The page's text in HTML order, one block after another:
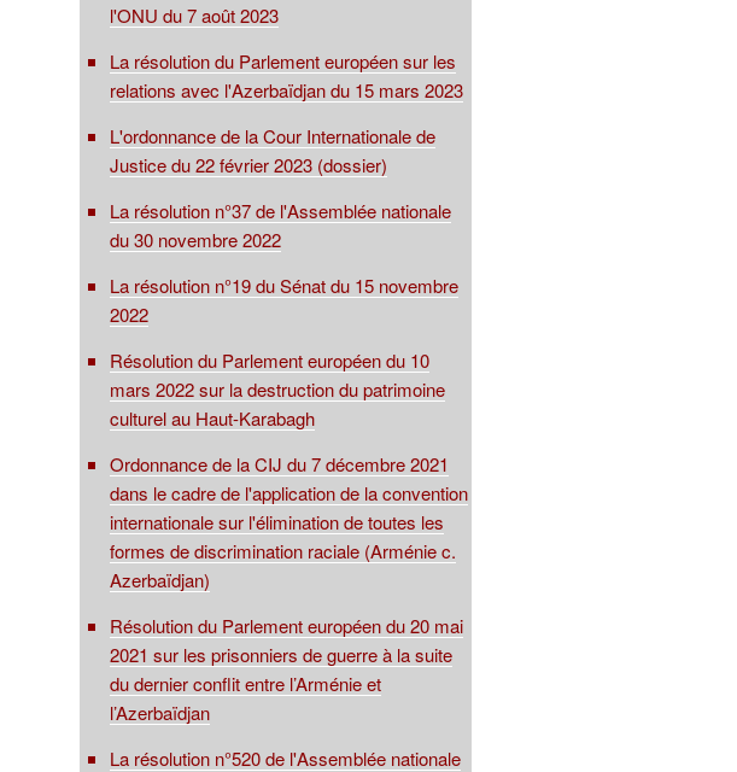
l'ONU du 7 août 2023
La résolution du Parlement européen sur les
relations avec l'Azerbaïdjan du 15 mars 2023
L'ordonnance de la Cour Internationale de
Justice du 22 février 2023 (dossier)
La résolution n°37 de l'Assemblée nationale
du 30 novembre 2022
La résolution n°19 du Sénat du 15 novembre
2022
Résolution du Parlement européen du 10
mars 2022 sur la destruction du patrimoine
culturel au Haut-Karabagh
Ordonnance de la CIJ du 7 décembre 2021
dans le cadre de l'application de la convention
internationale sur l'élimination de toutes les
formes de discrimination raciale (Arménie c.
Azerbaïdjan)
Résolution du Parlement européen du 20 mai
2021 sur les prisonniers de guerre à la suite
du dernier conflit entre l’Arménie et
l’Azerbaïdjan
La résolution n°520 de l'Assemblée nationale